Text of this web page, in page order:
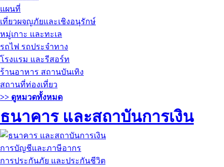
แผนที่
เที่ยวผจญภัยและเชิงอนุรักษ์
หมู่เกาะ และทะเล
รถไฟ รถประจำทาง
โรงแรม และรีสอร์ท
ร้านอาหาร สถานบันเทิง
สถานที่ท่องเที่ยว
>> ดูหมวดทั้งหมด
ธนาคาร และสถาบันการเงิน
การบัญชีและภาษีอากร
การประกันภัย และประกันชีวิต